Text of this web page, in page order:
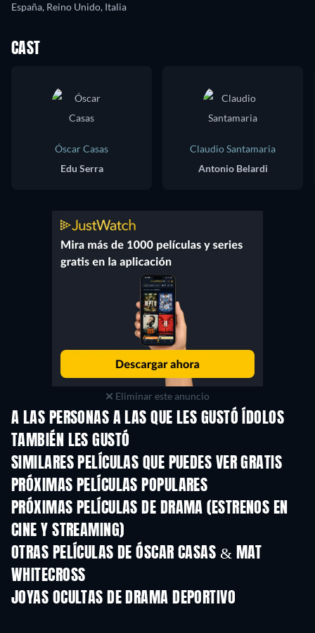
España, Reino Unido, Italia
CAST
Óscar Casas
Edu Serra
Claudio Santamaria
Antonio Belardi
Eliminar este anuncio
A LAS PERSONAS A LAS QUE LES GUSTÓ ÍDOLOS
TAMBIÉN LES GUSTÓ
SIMILARES PELÍCULAS QUE PUEDES VER GRATIS
PRÓXIMAS PELÍCULAS POPULARES
PRÓXIMAS PELÍCULAS DE DRAMA (ESTRENOS EN
CINE Y STREAMING)
OTRAS PELÍCULAS DE ÓSCAR CASAS & MAT
WHITECROSS
JOYAS OCULTAS DE DRAMA DEPORTIVO